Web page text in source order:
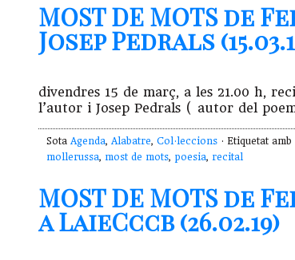
MOST DE MOTS
Josep Pedrals
divendres 15 de març, a les 21.00 h,
l’autor i Josep Pedrals ( autor del
Sota Agenda, Alabatre, Col·leccions · Etiquetat amb
mollerussa, most de mots, poesia, recital
MOST DE MOTS
a LaieCccb (26.02.19)